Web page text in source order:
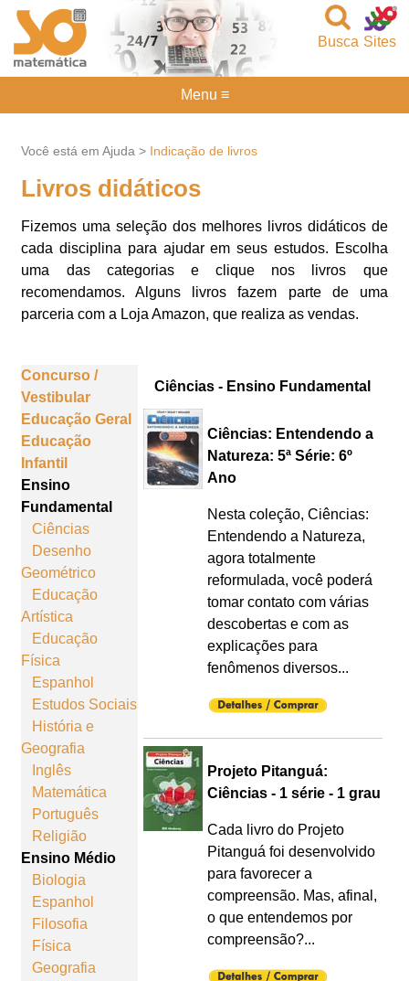
Sites
Busca
Você está em Ajuda > Indicação de livros
Livros didáticos
Fizemos uma seleção dos melhores livros didáticos de
cada disciplina para ajudar em seus estudos. Escolha
uma das categorias e clique nos livros que
recomendamos. Alguns livros fazem parte de uma
parceria com a Loja Amazon, que realiza as vendas.
Concurso /
Vestibular
Educação Geral
Educação
Infantil
Ensino
Fundamental
Ciências
Desenho
Geométrico
Educação
Artística
Educação
Física
Espanhol
Estudos Sociais
História e
Geografia
Inglês
Matemática
Português
Religião
Ensino Médio
Biologia
Espanhol
Filosofia
Física
Geografia
Ciências - Ensino Fundamental
Ciências: Entendendo a
Natureza: 5ª Série: 6º
Ano
Nesta coleção, Ciências:
Entendendo a Natureza,
agora totalmente
reformulada, você poderá
tomar contato com várias
descobertas e com as
explicações para
fenômenos diversos...
Projeto Pitanguá:
Ciências - 1 série - 1 grau
Cada livro do Projeto
Pitanguá foi desenvolvido
para favorecer a
compreensão. Mas, afinal,
o que entendemos por
compreensão?...